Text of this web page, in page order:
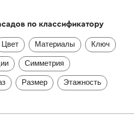
по классификатору
Цвет Материалы Ключ
Симметрия
Размер Этажность